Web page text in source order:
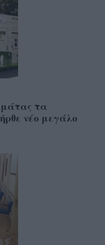
τα
νέο μεγάλο